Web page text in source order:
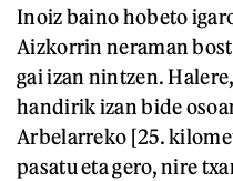
Inoiz baino hobeto
Aizkorrin neraman
gai izan nintzen.
handirik izan bide
Arbelarreko [25.
pasatu eta gero, nire